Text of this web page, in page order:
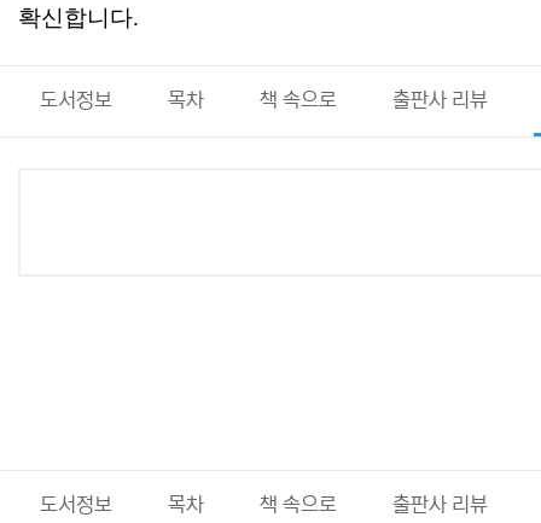
확신합니다.
도서정보 목차 책 속으로 출판사 리뷰
도서정보 목차 책 속으로 출판사 리뷰